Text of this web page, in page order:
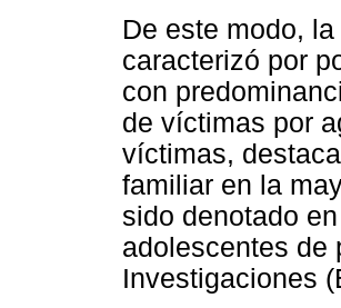
De este modo,
caracterizó por
con
de víctimas por
víctimas,
familiar en la
sido denotado
adolescentes de
Investigaciones